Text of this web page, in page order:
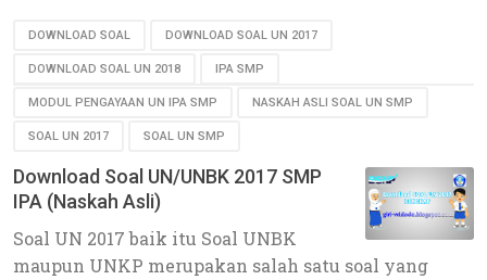
DOWNLOAD SOAL DOWNLOAD SOAL UN 2017
DOWNLOAD SOAL UN 2018 IPA SMP
MODUL PENGAYAAN UN IPA SMP NASKAH ASLI SOAL UN SMP
SOAL UN 2017 SOAL UN SMP
Download Soal UN/UNBK 2017 SMP
IPA (Naskah Asli)
Soal UN 2017 baik itu Soal UNBK
maupun UNKP merupakan salah satu soal yang